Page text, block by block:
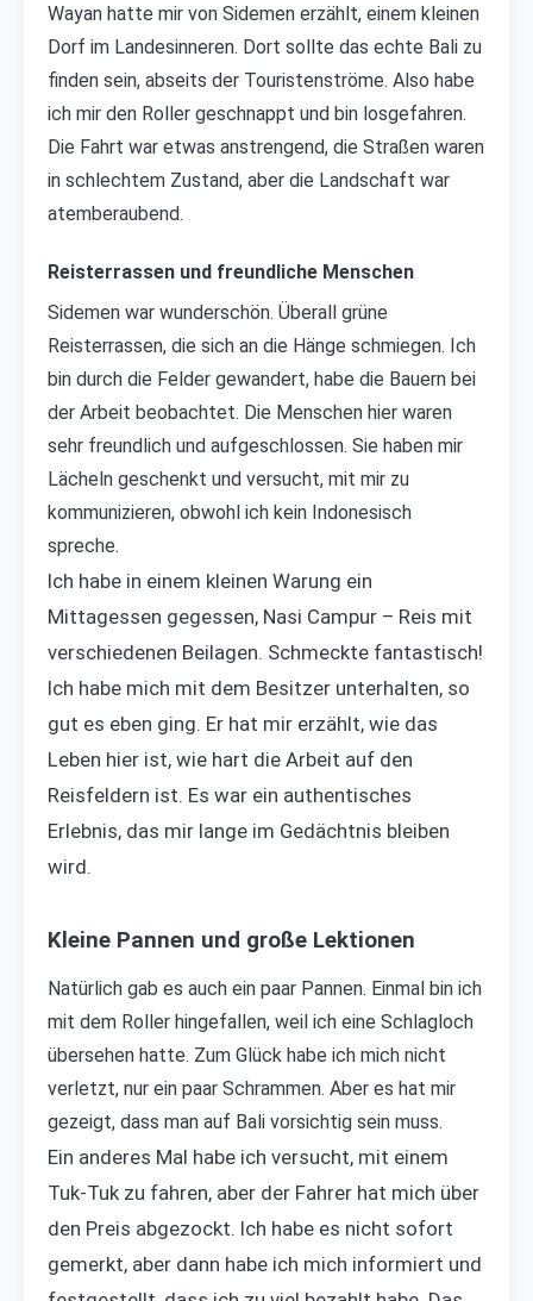
Wayan hatte mir von Sidemen erzählt, einem kleinen
Dorf im Landesinneren. Dort sollte das echte Bali zu
finden sein, abseits der Touristenströme. Also habe
ich mir den Roller geschnappt und bin losgefahren.
Die Fahrt war etwas anstrengend, die Straßen waren
in schlechtem Zustand, aber die Landschaft war
atemberaubend.
Reisterrassen und freundliche Menschen
Sidemen war wunderschön. Überall grüne
Reisterrassen, die sich an die Hänge schmiegen. Ich
bin durch die Felder gewandert, habe die Bauern bei
der Arbeit beobachtet. Die Menschen hier waren
sehr freundlich und aufgeschlossen. Sie haben mir
Lächeln geschenkt und versucht, mit mir zu
kommunizieren, obwohl ich kein Indonesisch
spreche.
Ich habe in einem kleinen Warung ein
Mittagessen gegessen, Nasi Campur – Reis mit
verschiedenen Beilagen. Schmeckte fantastisch!
Ich habe mich mit dem Besitzer unterhalten, so
gut es eben ging. Er hat mir erzählt, wie das
Leben hier ist, wie hart die Arbeit auf den
Reisfeldern ist. Es war ein authentisches
Erlebnis, das mir lange im Gedächtnis bleiben
wird.
Kleine Pannen und große Lektionen
Natürlich gab es auch ein paar Pannen. Einmal bin ich
mit dem Roller hingefallen, weil ich eine Schlagloch
übersehen hatte. Zum Glück habe ich mich nicht
verletzt, nur ein paar Schrammen. Aber es hat mir
gezeigt, dass man auf Bali vorsichtig sein muss.
Ein anderes Mal habe ich versucht, mit einem
Tuk-Tuk zu fahren, aber der Fahrer hat mich über
den Preis abgezockt. Ich habe es nicht sofort
gemerkt, aber dann habe ich mich informiert und